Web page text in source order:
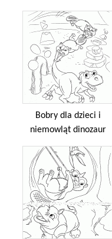
Bobry dla dzieci i
niemowląt dinozaur